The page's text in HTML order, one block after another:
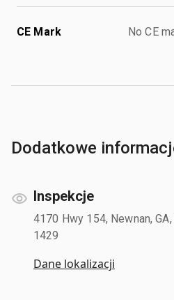
CE Mark No CE
Dodatkowe
Inspekcje
4170 Hwy 154, Newnan,
1429
Dane lokalizacji